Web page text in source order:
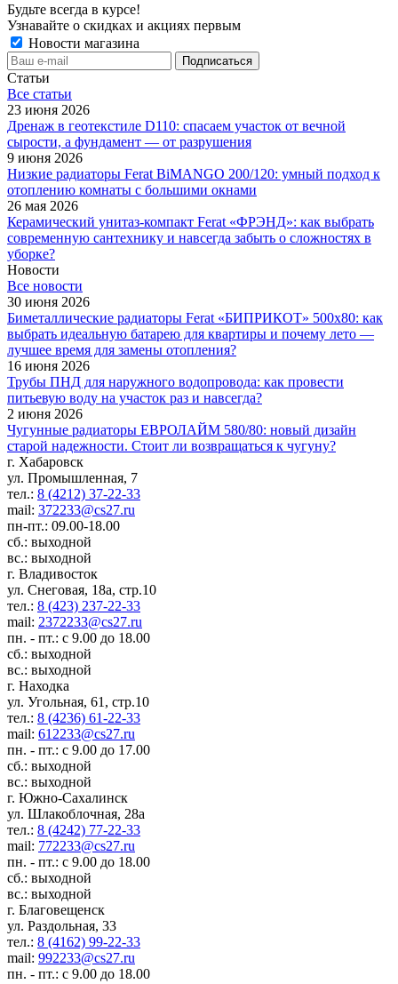
Будьте всегда в курсе!
Узнавайте о скидках и акциях первым
Новости магазина
Статьи
Все cтатьи
23 июня 2026
Дренаж в геотекстиле D110: спасаем участок от вечной
сырости, а фундамент — от разрушения
9 июня 2026
Низкие радиаторы Ferat BiMANGO 200/120: умный подход к
отоплению комнаты с большими окнами
26 мая 2026
Керамический унитаз-компакт Ferat «ФРЭНД»: как выбрать
современную сантехнику и навсегда забыть о сложностях в
уборке?
Новости
Все новости
30 июня 2026
Биметаллические радиаторы Ferat «БИПРИКОТ» 500x80: как
выбрать идеальную батарею для квартиры и почему лето —
лучшее время для замены отопления?
16 июня 2026
Трубы ПНД для наружного водопровода: как провести
питьевую воду на участок раз и навсегда?
2 июня 2026
Чугунные радиаторы ЕВРОЛАЙМ 580/80: новый дизайн
старой надежности. Стоит ли возвращаться к чугуну?
г. Хабаровск
ул. Промышленная, 7
тел.: 8 (4212) 37-22-33
mail: 372233@cs27.ru
пн-пт.: 09.00-18.00
сб.: выходной
вс.: выходной
г. Владивосток
ул. Снеговая, 18а, стр.10
тел.: 8 (423) 237-22-33
mail: 2372233@cs27.ru
пн. - пт.: с 9.00 до 18.00
сб.: выходной
вс.: выходной
г. Находка
ул. Угольная, 61, стр.10
тел.: 8 (4236) 61-22-33
mail: 612233@cs27.ru
пн. - пт.: с 9.00 до 17.00
сб.: выходной
вс.: выходной
г. Южно-Сахалинск
ул. Шлакоблочная, 28а
тел.: 8 (4242) 77-22-33
mail: 772233@cs27.ru
пн. - пт.: с 9.00 до 18.00
сб.: выходной
вс.: выходной
г. Благовещенск
ул. Раздольная, 33
тел.: 8 (4162) 99-22-33
mail: 992233@cs27.ru
пн. - пт.: с 9.00 до 18.00